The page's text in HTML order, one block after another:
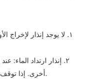
١. لا يوجد إنذار لإخراج
٢. إنذار ارتداد الماء:
أخرى. إذا توقف الإنذار بعد ٣ ثوانٍ، فالوضع على ما يرام.